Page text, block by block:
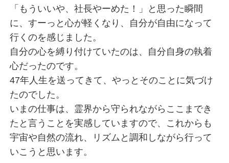
「もういいや、社長やーめた！」と思った瞬間
に、すーっと心が軽くなり、自分が自由になって
行くのを感じました。
自分の心を縛り付けていたのは、自分自身の執着
心だったのです。
47年人生を送ってきて、やっとそのことに気づけ
たのでした。
いまの仕事は、霊界から守られながらここまでき
たと言うことを実感していますので、これからも
宇宙や自然の流れ、リズムと調和しながら行って
いこうと思います。